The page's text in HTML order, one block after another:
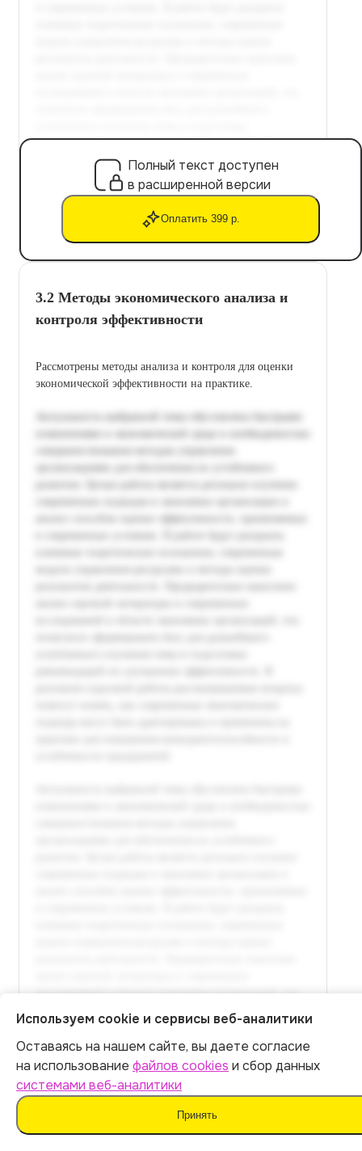
Полный текст доступен
в расширенной версии
Оплатить 399 р.
3.2 Методы экономического анализа и
контроля эффективности
Рассмотрены методы анализа и контроля для оценки
экономической эффективности на практике.
Полный текст доступен
в расширенной версии
Оплатить 399 р.
Итог:399р.
Оплатить
Используем cookie и сервисы веб-аналитики
Оставаясь на нашем сайте, вы даете согласие
на использование файлов cookies и сбор данных
системами веб-аналитики
Принять